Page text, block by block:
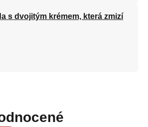
s dvojitým krémem, která zmizí